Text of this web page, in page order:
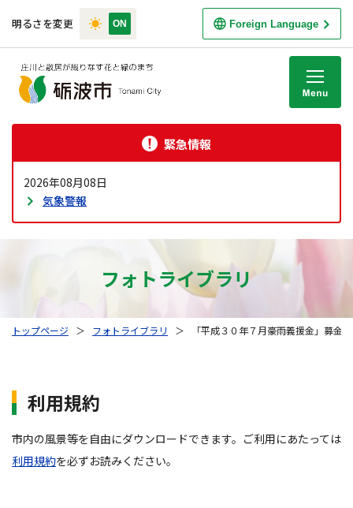
明るさを変更 Foreign Language
緊急情報
2026年08月08日
気象警報
フォトライブラリ
トップページ ＞ フォトライブラリ ＞ 「平成３０年７月豪雨義援金」募金
利用規約
市内の風景等を自由にダウンロードできます。ご利用にあたっては
利用規約を必ずお読みください。